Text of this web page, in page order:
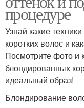
процедуре
Узнай какие
коротких волос и
Посмотрите фото и
блондированных
идеальный образ!
Блондирование